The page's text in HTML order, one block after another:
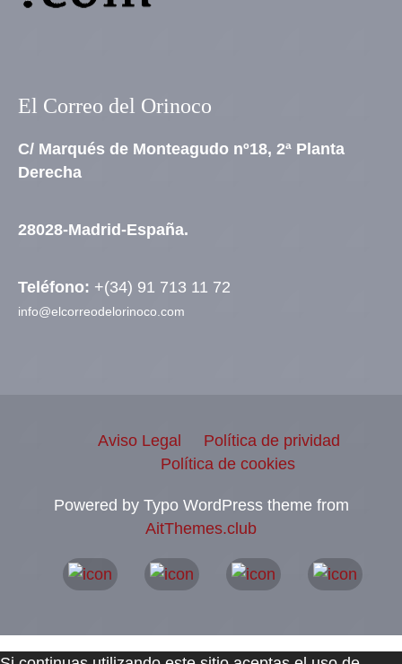
El Correo del Orinoco
C/ Marqués de Monteagudo nº18, 2ª Planta
Derecha
28028-Madrid-España.
Teléfono: +(34) 91 713 11 72
info@elcorreodelorinoco.com
Aviso Legal
Política de prividad
Política de cookies
Powered by Typo WordPress theme from
AitThemes.club